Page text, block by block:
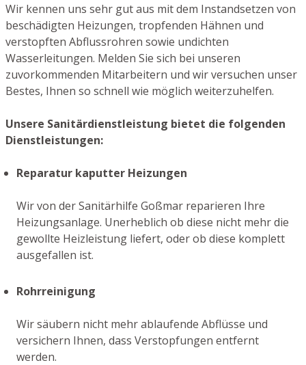
Wir kennen uns sehr gut aus mit dem Instandsetzen von
beschädigten Heizungen, tropfenden Hähnen und
verstopften Abflussrohren sowie undichten
Wasserleitungen. Melden Sie sich bei unseren
zuvorkommenden Mitarbeitern und wir versuchen unser
Bestes, Ihnen so schnell wie möglich weiterzuhelfen.
Unsere Sanitärdienstleistung bietet die folgenden
Dienstleistungen:
Reparatur kaputter Heizungen
Wir von der Sanitärhilfe Goßmar reparieren Ihre
Heizungsanlage. Unerheblich ob diese nicht mehr die
gewollte Heizleistung liefert, oder ob diese komplett
ausgefallen ist.
Rohrreinigung
Wir säubern nicht mehr ablaufende Abflüsse und
versichern Ihnen, dass Verstopfungen entfernt
werden.